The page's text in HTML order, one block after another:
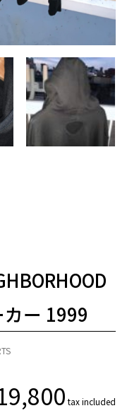
ー 1999
tax included